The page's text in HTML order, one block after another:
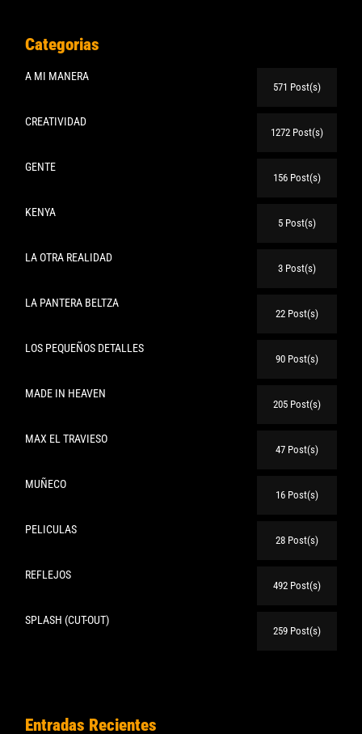
Categorias
A MI MANERA
571 Post(s)
CREATIVIDAD
1272 Post(s)
GENTE
156 Post(s)
KENYA
5 Post(s)
LA OTRA REALIDAD
3 Post(s)
LA PANTERA BELTZA
22 Post(s)
LOS PEQUEÑOS DETALLES
90 Post(s)
MADE IN HEAVEN
205 Post(s)
MAX EL TRAVIESO
47 Post(s)
MUÑECO
16 Post(s)
PELICULAS
28 Post(s)
REFLEJOS
492 Post(s)
SPLASH (CUT-OUT)
259 Post(s)
Entradas Recientes